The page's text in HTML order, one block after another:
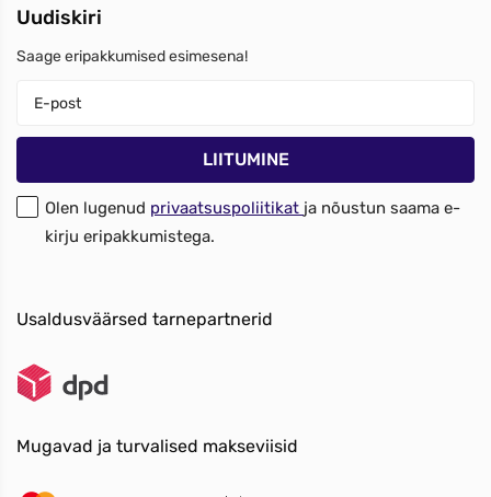
Uudiskiri
Saage eripakkumised esimesena!
Olen lugenud privaatsuspoliitikat ja nõustun saama e-
kirju eripakkumistega.
Usaldusväärsed tarnepartnerid
Mugavad ja turvalised makseviisid